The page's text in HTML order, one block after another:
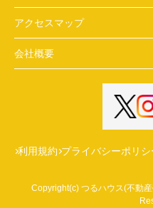
アクセスマップ
会社概要
利用規約 プライバシーポリシ
Copyright(c) つるハウス(不動